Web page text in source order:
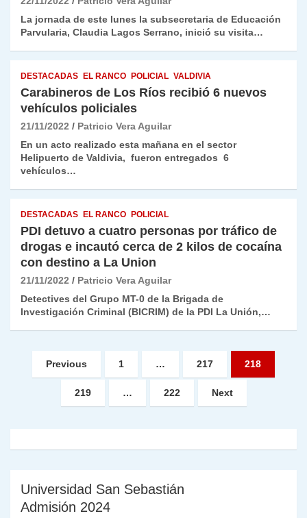
La jornada de este lunes la subsecretaria de Educación
Parvularia, Claudia Lagos Serrano, inició su visita…
DESTACADAS EL RANCO POLICIAL VALDIVIA
Carabineros de Los Ríos recibió 6 nuevos
vehículos policiales
21/11/2022
Patricio Vera Aguilar
En un acto realizado esta mañana en el sector
Helipuerto de Valdivia, fueron entregados 6
vehículos…
DESTACADAS EL RANCO POLICIAL
PDI detuvo a cuatro personas por tráfico de
drogas e incautó cerca de 2 kilos de cocaína
con destino a La Union
21/11/2022
Patricio Vera Aguilar
Detectives del Grupo MT-0 de la Brigada de
Investigación Criminal (BICRIM) de la PDI La Unión,…
Paginación
entradas
Previous 1 … 217 218
219 … 222 Next
Universidad San Sebastián
Admisión 2024